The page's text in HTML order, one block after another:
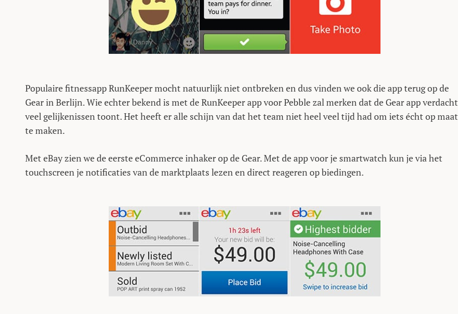
Populaire fitnessapp RunKeeper mocht natuurlijk niet ontbreken en dus vinden we ook die app terug op de
Gear in Berlijn. Wie echter bekend is met de RunKeeper app voor Pebble zal merken dat de Gear app verdacht
veel gelijkenissen toont. Het heeft er alle schijn van dat het team niet heel veel tijd had om iets écht op maat
te maken.
Met eBay zien we de eerste eCommerce inhaker op de Gear. Met de app voor je smartwatch kun je via het
touchscreen je notificaties van de marktplaats lezen en direct reageren op biedingen.